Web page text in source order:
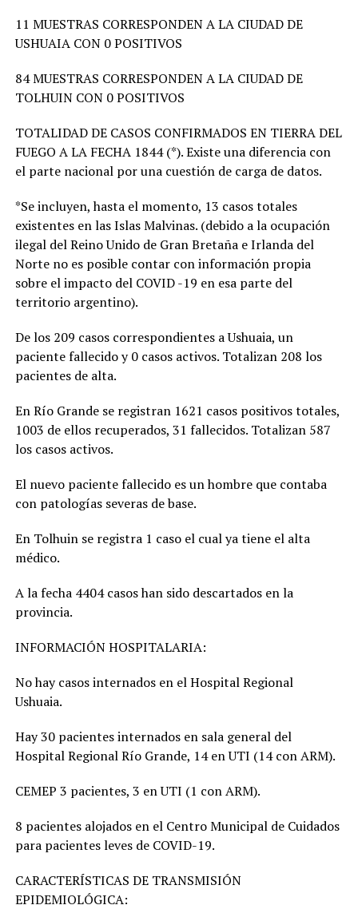
11 MUESTRAS CORRESPONDEN A LA CIUDAD DE
USHUAIA CON 0 POSITIVOS
84 MUESTRAS CORRESPONDEN A LA CIUDAD DE
TOLHUIN CON 0 POSITIVOS
TOTALIDAD DE CASOS CONFIRMADOS EN TIERRA DEL
FUEGO A LA FECHA 1844 (*). Existe una diferencia con
el parte nacional por una cuestión de carga de datos.
*Se incluyen, hasta el momento, 13 casos totales
existentes en las Islas Malvinas. (debido a la ocupación
ilegal del Reino Unido de Gran Bretaña e Irlanda del
Norte no es posible contar con información propia
sobre el impacto del COVID -19 en esa parte del
territorio argentino).
De los 209 casos correspondientes a Ushuaia, un
paciente fallecido y 0 casos activos. Totalizan 208 los
pacientes de alta.
En Río Grande se registran 1621 casos positivos totales,
1003 de ellos recuperados, 31 fallecidos. Totalizan 587
los casos activos.
El nuevo paciente fallecido es un hombre que contaba
con patologías severas de base.
En Tolhuin se registra 1 caso el cual ya tiene el alta
médico.
A la fecha 4404 casos han sido descartados en la
provincia.
INFORMACIÓN HOSPITALARIA:
No hay casos internados en el Hospital Regional
Ushuaia.
Hay 30 pacientes internados en sala general del
Hospital Regional Río Grande, 14 en UTI (14 con ARM).
CEMEP 3 pacientes, 3 en UTI (1 con ARM).
8 pacientes alojados en el Centro Municipal de Cuidados
para pacientes leves de COVID-19.
CARACTERÍSTICAS DE TRANSMISIÓN
EPIDEMIOLÓGICA: